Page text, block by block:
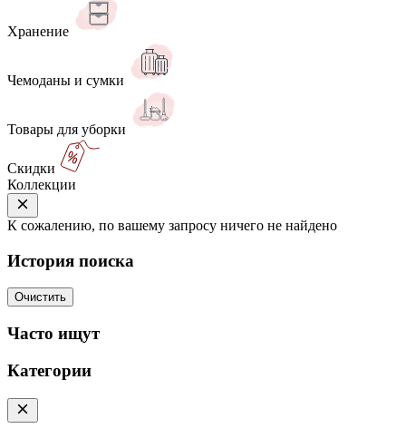
Хранение
Чемоданы и сумки
Товары для уборки
Скидки
Коллекции
К сожалению, по вашему запросу ничего не найдено
История поиска
Очистить
Часто ищут
Категории